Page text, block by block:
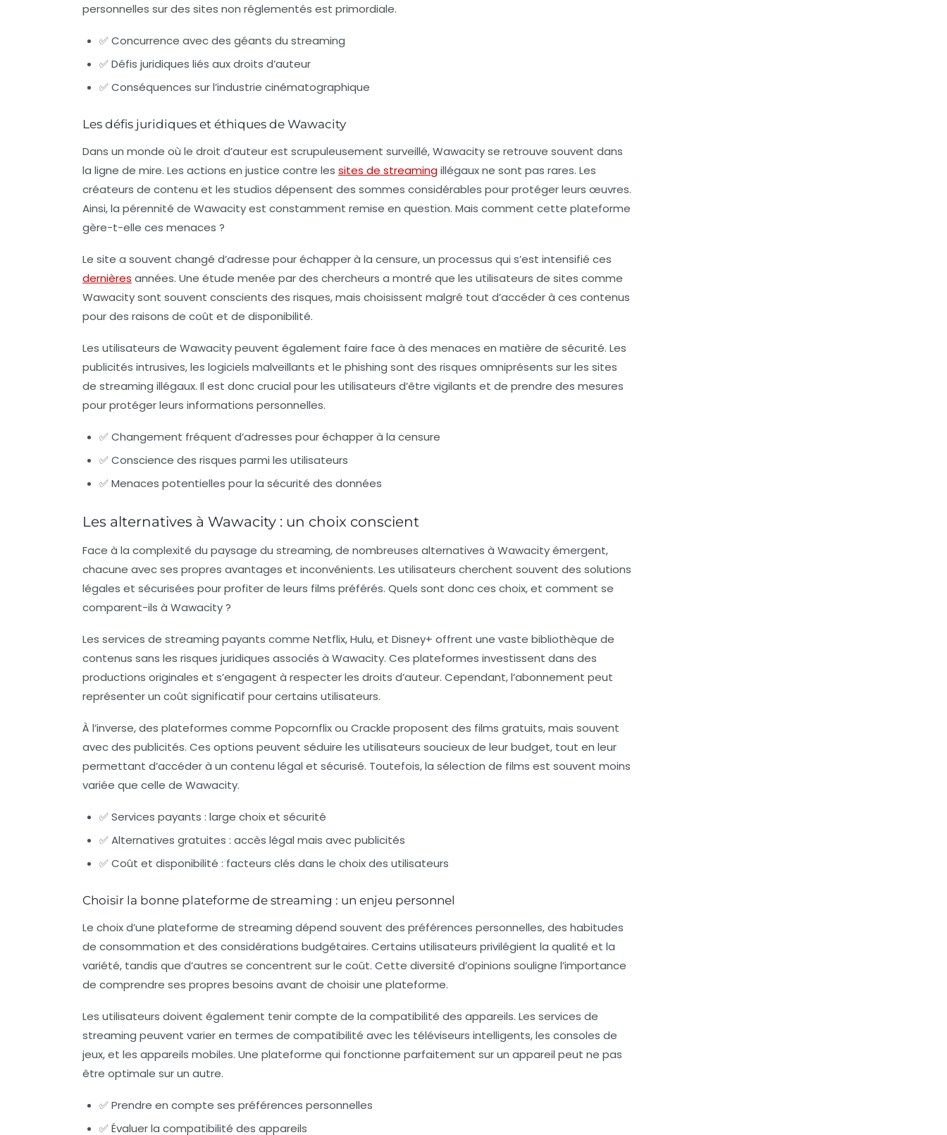
personnelles sur des sites non réglementés est primordiale.
✅ Concurrence avec des géants du streaming
✅ Défis juridiques liés aux droits d’auteur
✅ Conséquences sur l’industrie cinématographique
Les défis juridiques et éthiques de Wawacity
Dans un monde où le droit d’auteur est scrupuleusement surveillé, Wawacity se retrouve souvent dans
la ligne de mire. Les actions en justice contre les sites de streamingillégaux ne sont pas rares. Les
créateurs de contenu et les studios dépensent des sommes considérables pour protéger leurs œuvres.
Ainsi, la pérennité de Wawacity est constamment remise en question. Mais comment cette plateforme
gère-t-elle ces menaces ?
Le site a souvent changé d’adresse pour échapper à la censure, un processus qui s’est intensifié ces
dernières années. Une étude menée par des chercheurs a montré que les utilisateurs de sites comme
Wawacity sont souvent conscients des risques, mais choisissent malgré tout d’accéder à ces contenus
pour des raisons de coût et de disponibilité.
Les utilisateurs de Wawacity peuvent également faire face à des menaces en matière de sécurité. Les
publicités intrusives, les logiciels malveillants et le phishing sont des risques omniprésents sur les sites
de streaming illégaux. Il est donc crucial pour les utilisateurs d’être vigilants et de prendre des mesures
pour protéger leurs informations personnelles.
✅ Changement fréquent d’adresses pour échapper à la censure
✅ Conscience des risques parmi les utilisateurs
✅ Menaces potentielles pour la sécurité des données
Les alternatives à Wawacity : un choix conscient
Face à la complexité du paysage du streaming, de nombreuses alternatives à Wawacity émergent,
chacune avec ses propres avantages et inconvénients. Les utilisateurs cherchent souvent des solutions
légales et sécurisées pour profiter de leurs films préférés. Quels sont donc ces choix, et comment se
comparent-ils à Wawacity ?
Les services de streaming payants comme Netflix, Hulu, et Disney+ offrent une vaste bibliothèque de
contenus sans les risques juridiques associés à Wawacity. Ces plateformes investissent dans des
productions originales et s’engagent à respecter les droits d’auteur. Cependant, l’abonnement peut
représenter un coût significatif pour certains utilisateurs.
À l’inverse, des plateformes comme Popcornflix ou Crackle proposent des films gratuits, mais souvent
avec des publicités. Ces options peuvent séduire les utilisateurs soucieux de leur budget, tout en leur
permettant d’accéder à un contenu légal et sécurisé. Toutefois, la sélection de films est souvent moins
variée que celle de Wawacity.
✅ Services payants : large choix et sécurité
✅ Alternatives gratuites : accès légal mais avec publicités
✅ Coût et disponibilité : facteurs clés dans le choix des utilisateurs
Choisir la bonne plateforme de streaming : un enjeu personnel
Le choix d’une plateforme de streaming dépend souvent des préférences personnelles, des habitudes
de consommation et des considérations budgétaires. Certains utilisateurs privilégient la qualité et la
variété, tandis que d’autres se concentrent sur le coût. Cette diversité d’opinions souligne l’importance
de comprendre ses propres besoins avant de choisir une plateforme.
Les utilisateurs doivent également tenir compte de la compatibilité des appareils. Les services de
streaming peuvent varier en termes de compatibilité avec les téléviseurs intelligents, les consoles de
jeux, et les appareils mobiles. Une plateforme qui fonctionne parfaitement sur un appareil peut ne pas
être optimale sur un autre.
✅ Prendre en compte ses préférences personnelles
✅ Évaluer la compatibilité des appareils